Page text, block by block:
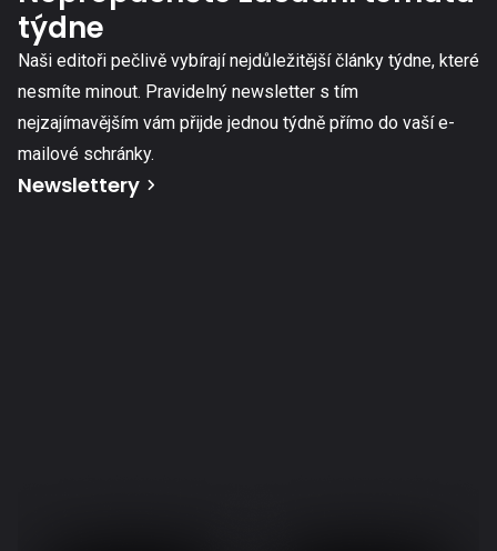
týdne
Naši editoři pečlivě vybírají nejdůležitější články týdne, které
nesmíte minout. Pravidelný newsletter s tím
nejzajímavějším vám přijde jednou týdně přímo do vaší e-
mailové schránky.
Newslettery